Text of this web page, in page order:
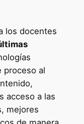
los docentes
proceso al
acceso a las
mejores